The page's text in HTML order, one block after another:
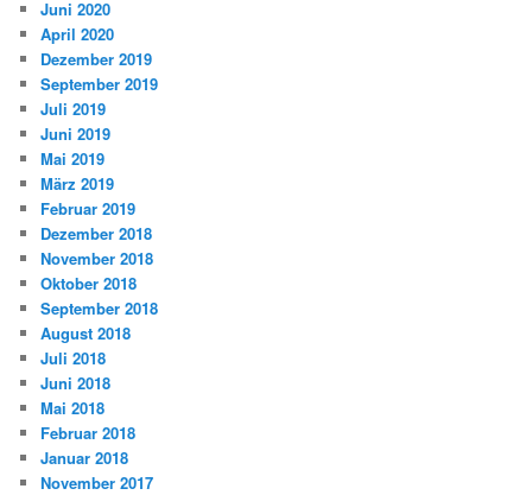
Juni 2020
April 2020
Dezember 2019
September 2019
Juli 2019
Juni 2019
Mai 2019
März 2019
Februar 2019
Dezember 2018
November 2018
Oktober 2018
September 2018
August 2018
Juli 2018
Juni 2018
Mai 2018
Februar 2018
Januar 2018
November 2017